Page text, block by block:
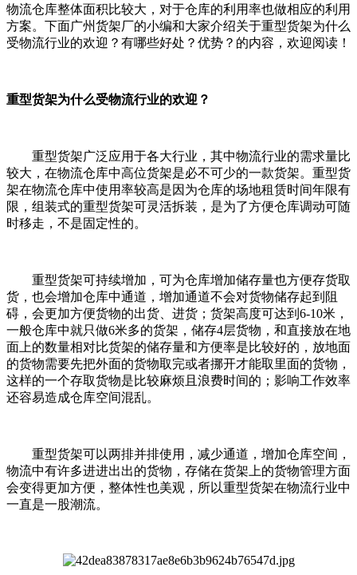
物流仓库整体面积比较大，对于仓库的利用率也做相应的利用
方案。下面广州货架厂的小编和大家介绍关于重型货架为什么
受物流行业的欢迎？有哪些好处？优势？的内容，欢迎阅读！
重型货架为什么受物流行业的欢迎？
重型货架广泛应用于各大行业，其中物流行业的需求量比
较大，在物流仓库中高位货架是必不可少的一款货架。重型货
架在物流仓库中使用率较高是因为仓库的场地租赁时间年限有
限，组装式的重型货架可灵活拆装，是为了方便仓库调动可随
时移走，不是固定性的。
重型货架可持续增加，可为仓库增加储存量也方便存货取
货，也会增加仓库中通道，增加通道不会对货物储存起到阻
碍，会更加方便货物的出货、进货；货架高度可达到6-10米，
一般仓库中就只做6米多的货架，储存4层货物，和直接放在地
面上的数量相对比货架的储存量和方便率是比较好的，放地面
的货物需要先把外面的货物取完或者挪开才能取里面的货物，
这样的一个存取货物是比较麻烦且浪费时间的；影响工作效率
还容易造成仓库空间混乱。
重型货架可以两排并排使用，减少通道，增加仓库空间，
物流中有许多进进出出的货物，存储在货架上的货物管理方面
会变得更加方便，整体性也美观，所以重型货架在物流行业中
一直是一股潮流。